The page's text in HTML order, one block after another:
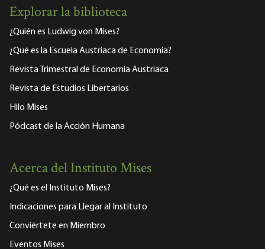
Explorar la biblioteca
¿Quién es Ludwig von Mises?
¿Qué es la Escuela Austriaca de Economía?
Revista Trimestral de Economía Austriaca
Revista de Estudios Libertarios
Hilo Mises
Pódcast de la Acción Humana
Acerca del Instituto Mises
¿Qué es el Instituto Mises?
Indicaciones para Llegar al Instituto
Conviértete en Miembro
Eventos Mises